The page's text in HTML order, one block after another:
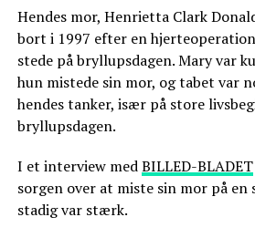
Hendes mor, Henrietta Clark
bort i 1997 efter en
stede på bryllupsdagen. Mary var
hun mistede sin mor, og tabet var
hendes tanker, især på store
bryllupsdagen.
I et interview medBILLED-BLADET
sorgen over at miste sin mor på en
stadig var stærk.